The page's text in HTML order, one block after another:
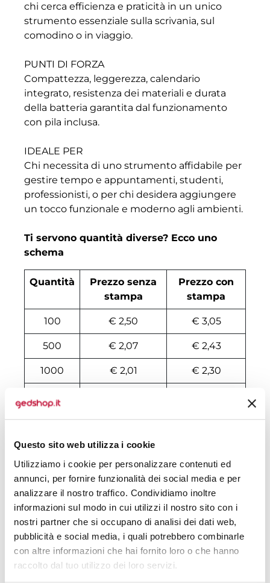
Questo sito web utilizza i cookie
Utilizziamo i cookie per personalizzare contenuti ed
annunci, per fornire funzionalità dei social media e per
analizzare il nostro traffico. Condividiamo inoltre
informazioni sul modo in cui utilizzi il nostro sito con i
nostri partner che si occupano di analisi dei dati web,
pubblicità e social media, i quali potrebbero combinarle
con altre informazioni che hai fornito loro o che hanno
raccolto dal tuo utilizzo dei loro servizi.
chi cerca efficienza e praticità in un unico
strumento essenziale sulla scrivania, sul
comodino o in viaggio.
PUNTI DI FORZA
Compattezza, leggerezza, calendario
integrato, resistenza dei materiali e durata
della batteria garantita dal funzionamento
con pila inclusa.
IDEALE PER
Chi necessita di uno strumento affidabile per
gestire tempo e appuntamenti, studenti,
professionisti, o per chi desidera aggiungere
un tocco funzionale e moderno agli ambienti.
Ti servono quantità diverse? Ecco uno
schema
Quantità
Prezzo senza
stampa
Prezzo con
stampa
100 € 2,50 € 3,05
500 € 2,07 € 2,43
1000 € 2,01 € 2,30
3000 € 1,97 € 2,19
4000 € 1,96
5000 € 1,96 € 2,14
6000 € 1,96 € 2,13
7000 € 1,96 € 2,12
€ 1,96
10000 € 1,96